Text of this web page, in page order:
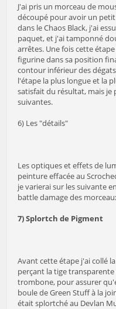
J'ai pris un morceau de
découpé pour avoir un
dans le Chaos Black, j'ai
paquet, et j'ai tamponné
arrêtes. Une fois cette
figurine dans sa position
contour inférieur des
l'étape la plus longue et la
satisfait du résultat, mais je
suivantes.
6) Les "détails"
Les optiques et effets de
peinture effacée au
je varierai sur les suivante
battle damage des
7) Splortch de Pigment
Avant cette étape j'ai collé
perçant la tige
trombone, pour assurer
boule de Green Stuff à la
était splortché au Devlan